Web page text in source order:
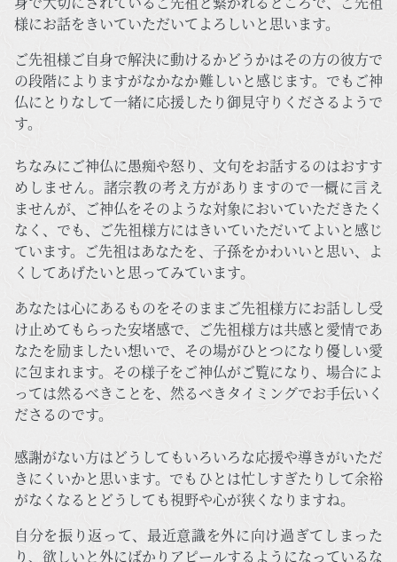
様にお話をきいていただいてよろしいと思います。
ご先祖様ご自身で解決に動けるかどうかはその方の彼方で
の段階によりますがなかなか難しいと感じます。でもご神
仏にとりなして一緒に応援したり御見守りくださるようで
す。
ちなみにご神仏に愚痴や怒り、文句をお話するのはおすす
めしません。諸宗教の考え方がありますので一概に言え
ませんが、ご神仏をそのような対象においていただきたく
なく、でも、ご先祖様方にはきいていただいてよいと感じ
ています。ご先祖はあなたを、子孫をかわいいと思い、よ
くしてあげたいと思ってみています。
あなたは心にあるものをそのままご先祖様方にお話しし受
け止めてもらった安堵感で、ご先祖様方は共感と愛情であ
なたを励ましたい想いで、その場がひとつになり優しい愛
に包まれます。その様子をご神仏がご覧になり、場合によ
っては然るべきことを、然るべきタイミングでお手伝いく
ださるのです。
感謝がない方はどうしてもいろいろな応援や導きがいただ
きにくいかと思います。でもひとは忙しすぎたりして余裕
がなくなるとどうしても視野や心が狭くなりますね。
自分を振り返って、最近意識を外に向け過ぎてしまった
り、欲しいと外にばかりアピールするようになっているな